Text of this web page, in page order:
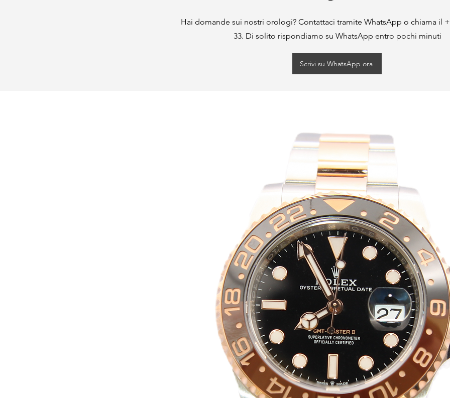
Hai domande sui nostri orologi? Contattaci tramite WhatsApp o chiama il
33. Di solito rispondiamo su WhatsApp entro pochi minuti
Scrivi su WhatsApp ora